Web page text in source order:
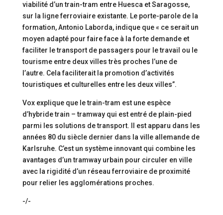
viabilité d’un train-tram entre Huesca et Saragosse,
sur la ligne ferroviaire existante. Le porte-parole de la
formation, Antonio Laborda, indique que « ce serait un
moyen adapté pour faire face à la forte demande et
faciliter le transport de passagers pour le travail ou le
tourisme entre deux villes très proches l’une de
l’autre. Cela faciliterait la promotion d’activités
touristiques et culturelles entre les deux villes”.
Vox explique que le train-tram est une espèce
d’hybride train – tramway qui est entré de plain-pied
parmi les solutions de transport. Il est apparu dans les
années 80 du siècle dernier dans la ville allemande de
Karlsruhe. C’est un système innovant qui combine les
avantages d’un tramway urbain pour circuler en ville
avec la rigidité d’un réseau ferroviaire de proximité
pour relier les agglomérations proches.
-/-